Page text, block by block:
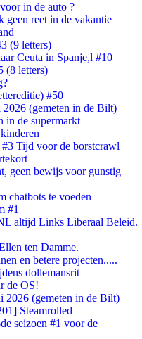
in de auto ?
geen reet in de vakantie
(9 letters)
Ceuta in Spanje,l #10
(8 letters)
#50
(gemeten in de Bilt)
in de supermarkt
Tijd voor de borstcrawl
geen bewijs voor gunstig
chatbots te voeden
#1
altijd Links Liberaal Beleid.
ten Damme.
en betere projecten.....
dollemansrit
de OS!
2026 (gemeten in de Bilt)
Steamrolled
seizoen #1 voor de